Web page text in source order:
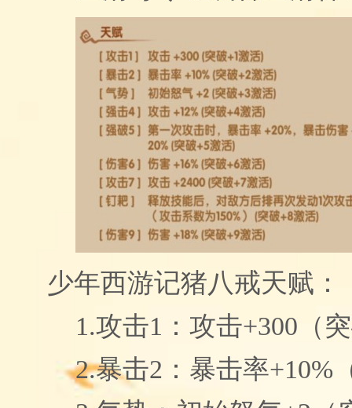
少年西游记猪八戒天赋
1.攻击1：攻击+300（
2.暴击2：暴击率+10%